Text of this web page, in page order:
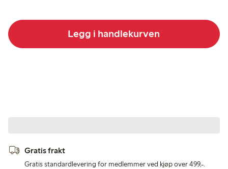
Legg i handlekurven
Gratis frakt
Gratis standardlevering for medlemmer ved kjøp over 499,-.